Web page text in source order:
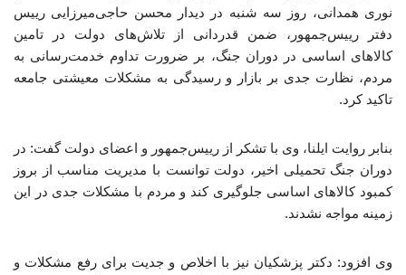
نوری همدانی، روز سه شنبه در دیدار محسن حاجی‌میرزایی رییس
دفتر رییس‌جمهور، ضمن قدردانی از تلاش‌های دولت در تامین
کالاهای اساسی در دوران جنگ، بر ضرورت تداوم خدمت‌رسانی به
مردم، نظارت جدی بر بازار و رسیدگی به مشکلات معیشتی جامعه
تاکید کرد.
بنابر روایت ایلنا، وی با تشکر از رییس‌جمهور و اعضای دولت گفت: در
دوران جنگ تحمیلی اخیر، دولت توانست با مدیریت مناسب از بروز
کمبود کالاهای اساسی جلوگیری کند و مردم با مشکلات جدی در این
زمینه مواجه نشدند.
وی افزود: دکتر پزشکیان نیز با اخلاص و جدیت برای رفع مشکلات و